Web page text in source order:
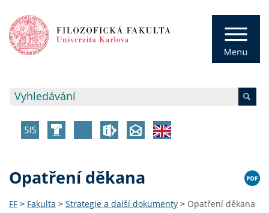
Opatření děkana
FF > Fakulta > Strategie a další dokumenty > Opatření děkana